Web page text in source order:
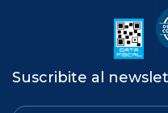
Suscribite al